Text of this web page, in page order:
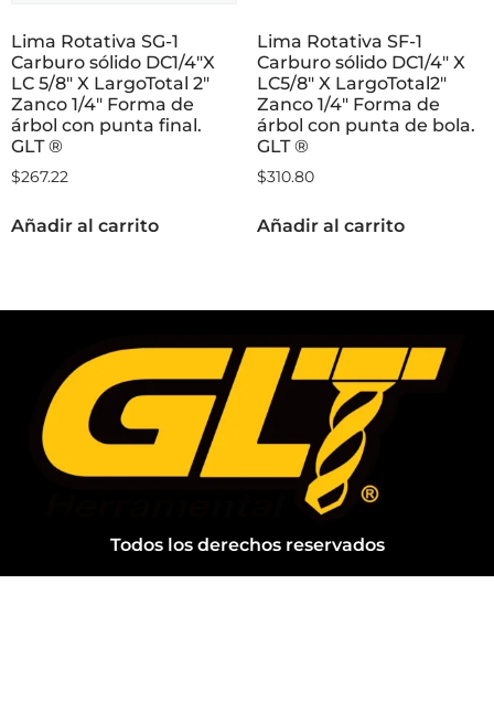
Lima Rotativa SG-1
Carburo sólido DC1/4″X
LC 5/8″ X LargoTotal 2″
Zanco 1/4″ Forma de
árbol con punta final.
GLT ®
$267.22
Añadir al carrito
Lima Rotativa SF-1
Carburo sólido DC1/4″ X
LC5/8″ X LargoTotal2″
Zanco 1/4″ Forma de
árbol con punta de bola.
GLT ®
$310.80
Añadir al carrito
Todos los derechos reservados